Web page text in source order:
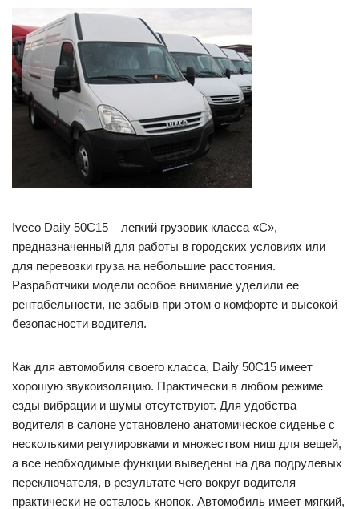
Iveco Daily 50C15 – легкий грузовик класса «C»,
предназначенный для работы в городских условиях или
для перевозки груза на небольшие расстояния.
Разработчики модели особое внимание уделили ее
рентабельности, не забыв при этом о комфорте и высокой
безопасности водителя.
Как для автомобиля своего класса, Daily 50С15 имеет
хорошую звукоизоляцию. Практически в любом режиме
езды вибрации и шумы отсутствуют. Для удобства
водителя в салоне установлено анатомическое сиденье с
несколькими регулировками и множеством ниш для вещей,
а все необходимые функции выведены на два подрулевых
переключателя, в результате чего вокруг водителя
практически не осталось кнопок. Автомобиль имеет мягкий,